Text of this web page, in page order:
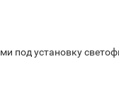
под установку